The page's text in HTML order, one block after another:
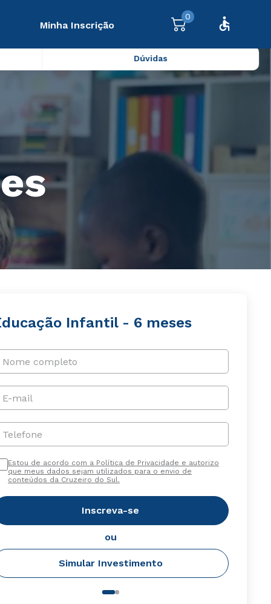
Minha Inscrição
0
Dúvidas
Infantil - 6 meses
Nome completo
E-mail
Telefone
Estou de acordo com a Política de Privacidade e autorizo
que meus dados sejam utilizados para o envio de
conteúdos da Cruzeiro do Sul.
Inscreva-se
ou
Simular Investimento